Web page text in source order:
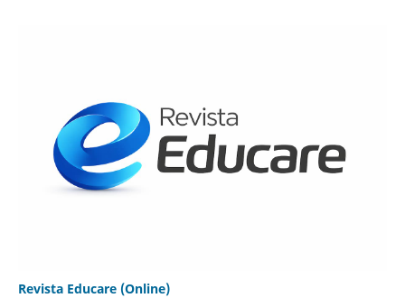
Revista Educare (Online)